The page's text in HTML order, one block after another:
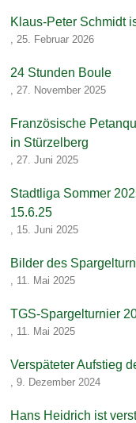
Klaus-Peter Schmidt
, 25. Februar 2026
24 Stunden Boule
, 27. November 2025
Französische
in Stürzelberg
, 27. Juni 2025
Stadtliga Sommer
15.6.25
, 15. Juni 2025
Bilder des
, 11. Mai 2025
TGS-Spargelturnier
, 11. Mai 2025
Verspäteter Aufstieg
, 9. Dezember 2024
Hans Heidrich ist